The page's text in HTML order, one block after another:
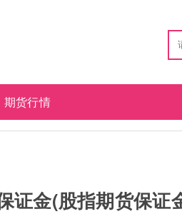
期货行情
证金(股指期货保证